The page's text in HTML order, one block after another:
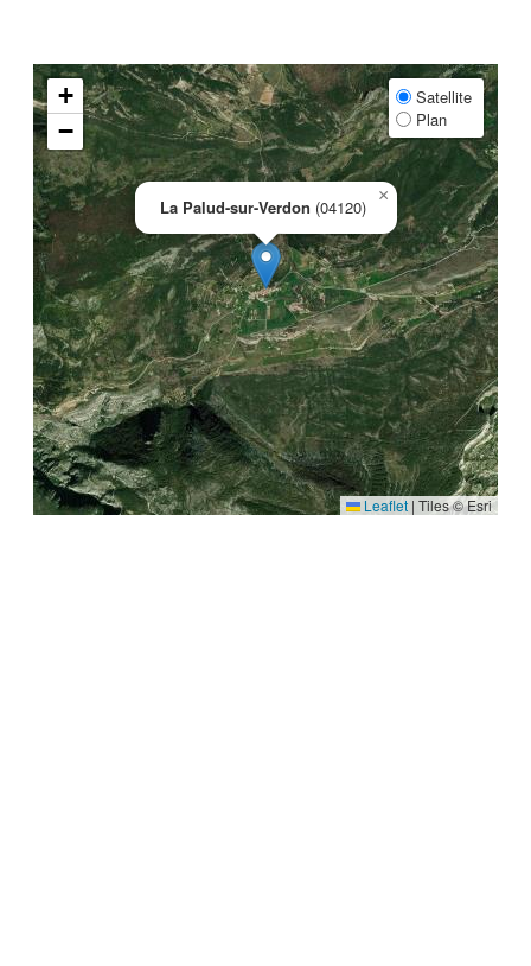
La Palud-sur-Verdon (04120)
×
+
−
Satellite
Plan
Leaflet | Tiles © Esri